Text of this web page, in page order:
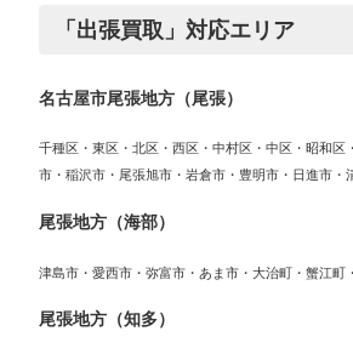
「出張買取」対応エリア
名古屋市尾張地方（尾張）
千種区・東区・北区・西区・中村区・中区・昭和
市・稲沢市・尾張旭市・岩倉市・豊明市・日進市・
尾張地方（海部）
津島市・愛西市・弥富市・あま市・大治町・蟹江町
尾張地方（知多）